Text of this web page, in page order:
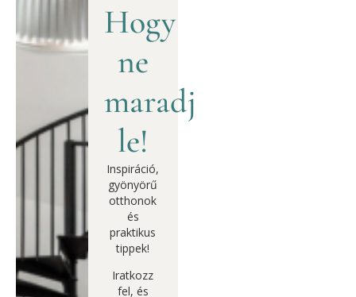
Hogy
ne
maradj
le!
Inspiráció,
gyönyörű
otthonok
és
praktikus
tippek!
Iratkozz
fel, és